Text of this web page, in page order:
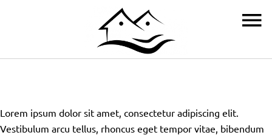
Lorem ipsum dolor sit amet, consectetur adipiscing elit.
Vestibulum arcu tellus, rhoncus eget tempor vitae, bibendum